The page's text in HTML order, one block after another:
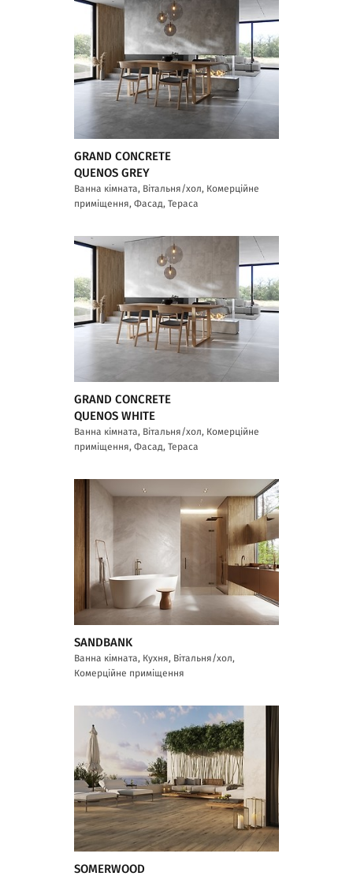
GRAND CONCRETE
QUENOS GREY
Ванна кімната, Вітальня/хол, Комерційне
приміщення, Фасад, Тераса
GRAND CONCRETE
QUENOS WHITE
Ванна кімната, Вітальня/хол, Комерційне
приміщення, Фасад, Тераса
SANDBANK
Ванна кімната, Кухня, Вітальня/хол,
Комерційне приміщення
SOMERWOOD